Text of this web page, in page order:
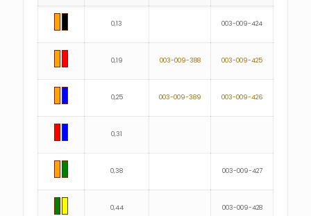
0,13 003-009-424
0,19 003-009-388 003-009-425
0,25 003-009-389 003-009-426
0,31
0,38 003-009-427
0,44 003-009-428